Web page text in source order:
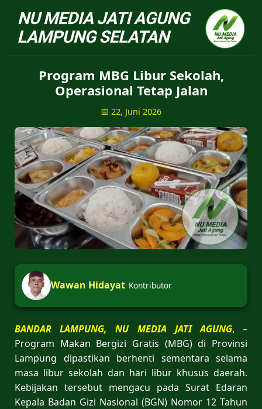
NU Jatiagung - Situs
Program MBG Libur Sekolah,
Operasional Tetap Jalan
📅 22, Juni 2026
Wawan Hidayat Kontributor
BANDAR LAMPUNG, NU MEDIA JATI AGUNG, –
Program Makan Bergizi Gratis (MBG) di Provinsi
Lampung dipastikan berhenti sementara selama
masa libur sekolah dan hari libur khusus daerah.
Kebijakan tersebut mengacu pada Surat Edaran
Kepala Badan Gizi Nasional (BGN) Nomor 12 Tahun